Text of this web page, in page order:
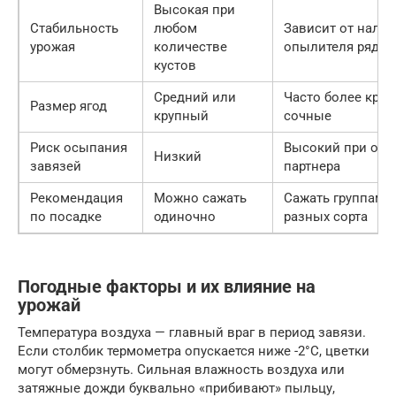
Стабильность
урожая
Высокая при
любом
количестве
кустов
Зависит от
опылителя рядом
Размер ягод
Средний или
крупный
Часто более
сочные
Риск осыпания
завязей
Низкий
Высокий при
партнера
Рекомендация
по посадке
Можно сажать
одиночно
Сажать группами
разных сорта
Погодные факторы и их влияние на
урожай
Температура воздуха — главный враг в период завязи.
Если столбик термометра опускается ниже -2°C, цветки
могут обмерзнуть. Сильная влажность воздуха или
затяжные дожди буквально «прибивают» пыльцу,